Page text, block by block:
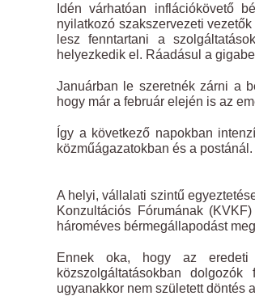
Idén várhatóan inflációkövető
nyilatkozó szakszervezeti
lesz fenntartani a
helyezkedik el. Ráadásul a
Januárban le szeretnék zárni a
hogy már a február elején is az
Így a következő napokban
közműágazatokban és a postánál.
A helyi, vállalati szintű
Konzultációs Fórumának
hároméves bérmegállapodást
Ennek oka, hogy az eredeti
közszolgáltatásokban
ugyanakkor nem született döntés